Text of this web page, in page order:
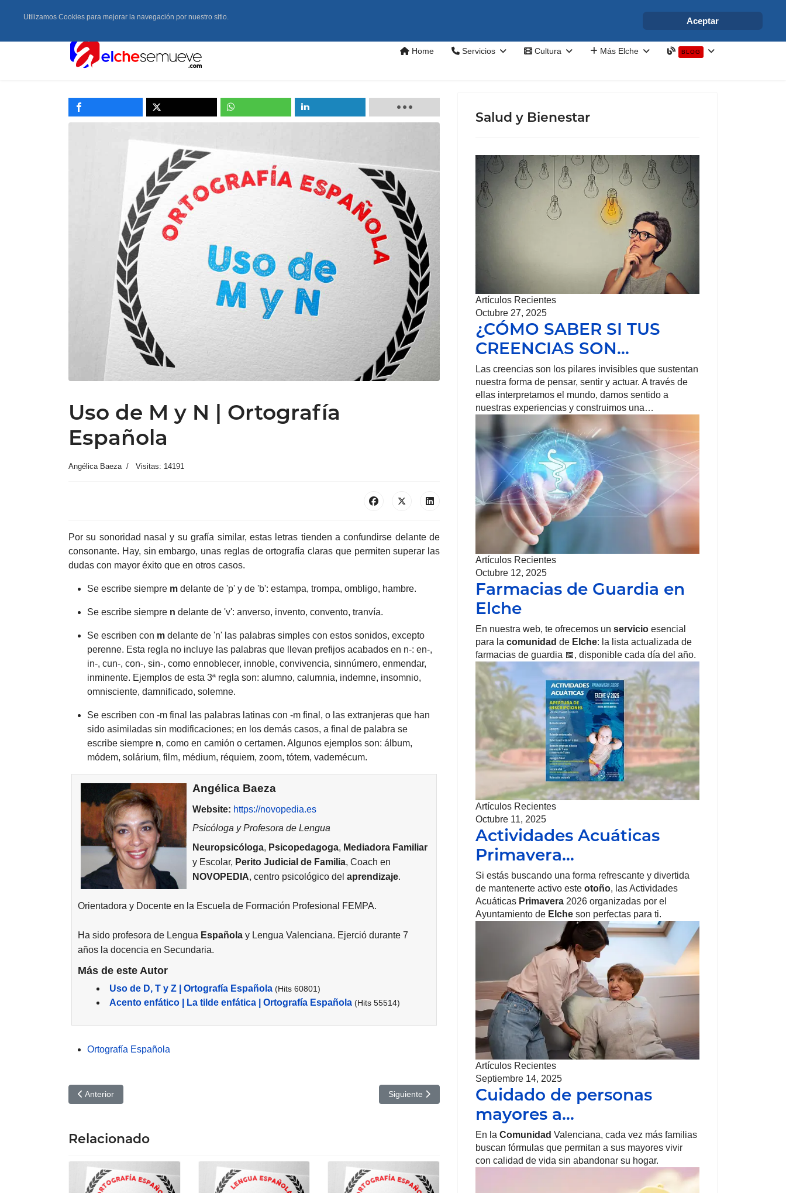
info@elchesemueve.com
Home Servicios Cultura Más Elche BLOG
Uso de M y N | Ortografía
Española
Angélica Baeza Visitas: 14191
Por su sonoridad nasal y su grafía similar, estas letras tienden a confundirse delante de
consonante. Hay, sin embargo, unas reglas de ortografía claras que permiten superar las
dudas con mayor éxito que en otros casos.
Se escribe siempre m delante de 'p' y de 'b': estampa, trompa, ombligo, hambre.
Se escribe siempre n delante de 'v': anverso, invento, convento, tranvía.
Se escriben con m delante de 'n' las palabras simples con estos sonidos, excepto
perenne. Esta regla no incluye las palabras que llevan prefijos acabados en n-: en-,
in-, cun-, con-, sin-, como ennoblecer, innoble, convivencia, sinnúmero, enmendar,
inminente. Ejemplos de esta 3ª regla son: alumno, calumnia, indemne, insomnio,
omnisciente, damnificado, solemne.
Se escriben con -m final las palabras latinas con -m final, o las extranjeras que han
sido asimiladas sin modificaciones; en los demás casos, a final de palabra se
escribe siempre n, como en camión o certamen. Algunos ejemplos son: álbum,
módem, solárium, film, médium, réquiem, zoom, tótem, vademécum.
Angélica Baeza
Website: https://novopedia.es
Psicóloga y Profesora de Lengua
Neuropsicóloga, Psicopedagoga, Mediadora Familiar
y Escolar, Perito Judicial de Familia, Coach en
NOVOPEDIA, centro psicológico del aprendizaje.
Orientadora y Docente en la Escuela de Formación Profesional FEMPA.
Ha sido profesora de Lengua Española y Lengua Valenciana. Ejerció durante 7
años la docencia en Secundaria.
Más de este Autor
Uso de D, T y Z | Ortografía Española (Hits 60801)
Acento enfático | La tilde enfática | Ortografía Española (Hits 55514)
Ortografía Española
Artículo anterior: Uso de porque, por que, por qué y porqué | Ortografía Española
Anterior Artículo siguiente: Uso de I e Y | Ortografía Española
Siguiente
Relacionado
Salud y Bienestar
Artículos Recientes
Octubre 27, 2025
¿CÓMO SABER SI TUS
CREENCIAS SON…
Las creencias son los pilares invisibles que sustentan
nuestra forma de pensar, sentir y actuar. A través de
ellas interpretamos el mundo, damos sentido a
nuestras experiencias y construimos una…
Artículos Recientes
Octubre 12, 2025
Farmacias de Guardia en
Elche
En nuestra web, te ofrecemos un servicio esencial
para la comunidad de Elche: la lista actualizada de
farmacias de guardia 📅, disponible cada día del año.
Artículos Recientes
Octubre 11, 2025
Actividades Acuáticas
Primavera…
Si estás buscando una forma refrescante y divertida
de mantenerte activo este otoño, las Actividades
Acuáticas Primavera 2026 organizadas por el
Ayuntamiento de Elche son perfectas para ti.
Artículos Recientes
Septiembre 14, 2025
Cuidado de personas
mayores a…
En la Comunidad Valenciana, cada vez más familias
buscan fórmulas que permitan a sus mayores vivir
con calidad de vida sin abandonar su hogar.
Utilizamos Cookies para mejorar la navegación por nuestro sitio. Aceptar